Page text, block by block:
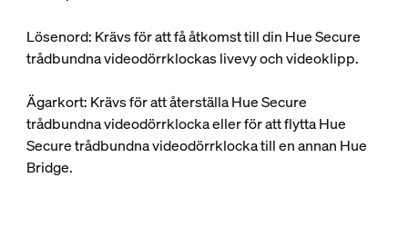
Lösenord: Krävs för att få åtkomst till din Hue Secure
trådbundna videodörrklockas livevy och videoklipp.
Ägarkort: Krävs för att återställa Hue Secure
trådbundna videodörrklocka eller för att flytta Hue
Secure trådbundna videodörrklocka till en annan Hue
Bridge.